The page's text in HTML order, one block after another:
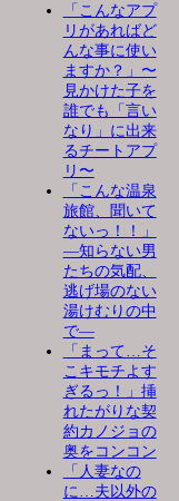
「こんなアプ
リがあればど
んな事に使い
ますか？」〜
見かけた子を
誰でも「言い
なり」に出来
るチートアプ
リ〜
「こんな温泉
旅館、聞いて
ないっ！！」
―知らない男
たちの気配、
逃げ場のない
湯けむりの中
で―
「まって…そ
こキモチよす
ぎるっ！」挿
れたがりな契
約カノジョの
奥をコンコン
「人妻なの
に…夫以外の